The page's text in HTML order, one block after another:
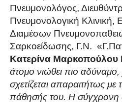
Πνευμονολόγος,
Πνευμονολογική Κλινική,
Διαμέσων
Σαρκοείδωσης, Γ.Ν.
Κατερίνα Μαρκοπούλου
άτομο νιώθει πιο
σχετίζεται απαραιτήτως με
πάθησής του. Η σύγχρονη